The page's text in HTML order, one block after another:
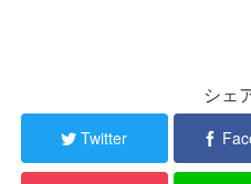
シェ
Twitter